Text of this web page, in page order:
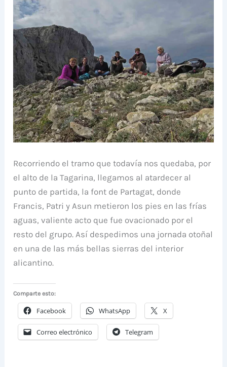
Recorriendo el tramo que todavía nos quedaba, por
el alto de la Tagarina, llegamos al atardecer al
punto de partida, la font de Partagat, donde
Francis, Patri y Asun metieron los pies en las frías
aguas, valiente acto que fue ovacionado por el
resto del grupo. Así despedimos una jornada otoñal
en una de las más bellas sierras del interior
alicantino.
Comparte esto:
Facebook WhatsApp X
Correo electrónico Telegram